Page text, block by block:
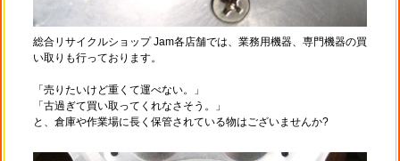
総合リサイクルショップ Jam各店舗では、業務用機器、専門機器の買
い取りも行っております。
「売りたいけど重くて運べない。」
「古過ぎて買い取ってくれなさそう。」
と、倉庫や作業場に長く保管されている物はございませんか?